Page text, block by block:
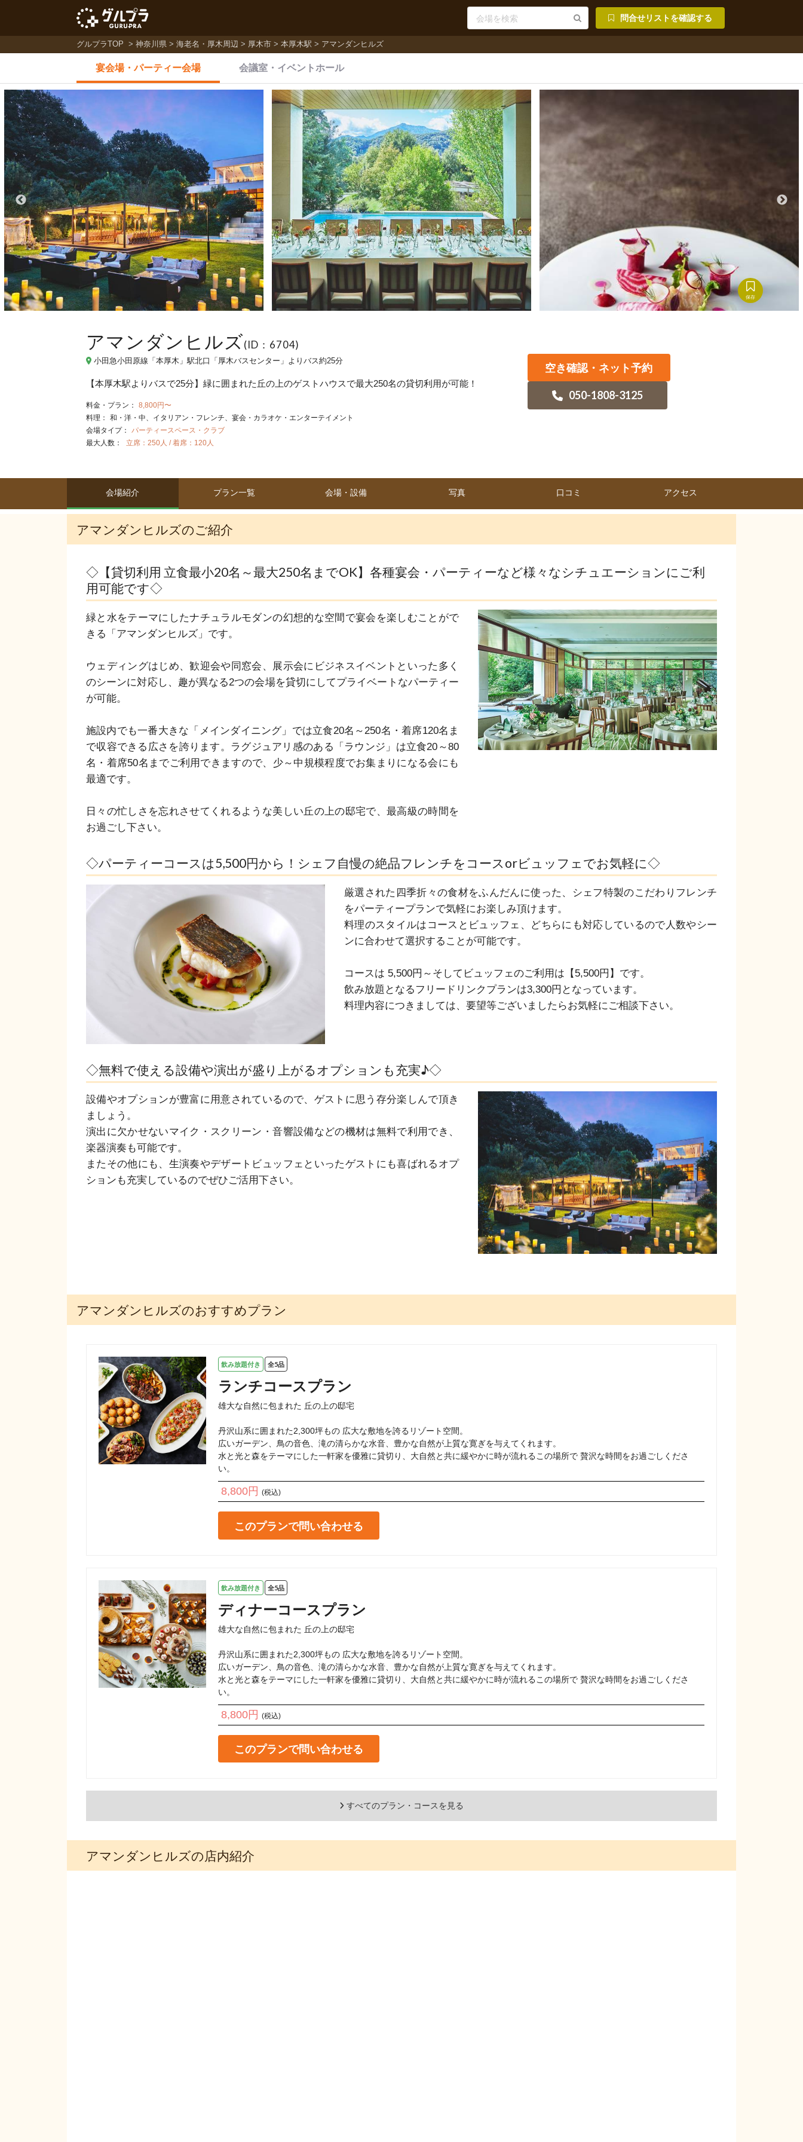
問合せリストを確認する
グルプラTOP 神奈川県 海老名・厚木周辺 厚木市 本厚木駅 アマンダンヒルズ
宴会場・パーティー会場 会議室・ イベントホール
保存
アマンダンヒルズ(ID：6704)
小田急小田原線「本厚木」駅北口「厚木バスセンター」よりバス約25分
【本厚木駅よりバスで25分】緑に囲まれた丘の上のゲストハウスで最大250名の貸切利用が可能！
料金・プラン：
8,800円〜
料理：
和・洋・中 イタリアン・フレンチ
宴会・カラオケ・エンターテイメント
会場タイプ：
パーティースペース・クラブ
最大人数：
立席：250人 / 着席：120人
空き確認・ネット予約
050-1808-3125
会場紹介 プラン一覧 会場・設備 写真 口コミ アクセス
アマンダンヒルズのご紹介
◇【貸切利用 立食最小20名～最大250名までOK】各種宴会・パーティーなど様々なシチュエーションにご利
用可能です◇
緑と水をテーマにしたナチュラルモダンの幻想的な空間で宴会を楽しむことがで
きる「アマンダンヒルズ」です。
ウェディングはじめ、歓迎会や同窓会、展示会にビジネスイベントといった多く
のシーンに対応し、趣が異なる2つの会場を貸切にしてプライベートなパーティー
が可能。
施設内でも一番大きな「メインダイニング」では立食20名～250名・着席120名ま
で収容できる広さを誇ります。ラグジュアリ感のある「ラウンジ」は立食20～80
名・着席50名までご利用できますので、少～中規模程度でお集まりになる会にも
最適です。
日々の忙しさを忘れさせてくれるような美しい丘の上の邸宅で、最高級の時間を
お過ごし下さい。
◇パーティーコースは5,500円から！シェフ自慢の絶品フレンチをコースorビュッフェでお気軽に◇
厳選された四季折々の食材をふんだんに使った、シェフ特製のこだわりフレンチ
をパーティープランで気軽にお楽しみ頂けます。
料理のスタイルはコースとビュッフェ、どちらにも対応しているので人数やシー
ンに合わせて選択することが可能です。
コースは 5,500円～そしてビュッフェのご利用は【5,500円】です。
飲み放題となるフリードリンクプランは3,300円となっています。
料理内容につきましては、要望等ございましたらお気軽にご相談下さい。
◇無料で使える設備や演出が盛り上がるオプションも充実♪◇
設備やオプションが豊富に用意されているので、ゲストに思う存分楽しんで頂き
ましょう。
演出に欠かせないマイク・スクリーン・音響設備などの機材は無料で利用でき、
楽器演奏も可能です。
またその他にも、生演奏やデザートビュッフェといったゲストにも喜ばれるオプ
ションも充実しているのでぜひご活用下さい。
アマンダンヒルズのおすすめプラン
飲み放題付き 全5品
ランチコースプラン
雄大な自然に包まれた 丘の上の邸宅
丹沢山系に囲まれた2,300坪もの 広大な敷地を誇るリゾート空間。
広いガーデン、鳥の音色、滝の清らかな水音、豊かな自然が上質な寛ぎを与えてくれます。
水と光と森をテーマにした一軒家を優雅に貸切り、大自然と共に緩やかに時が流れるこの場所で 贅沢な時間をお過ごしくださ
い。
8,800円 (税込)
このプランで問い合わせる
飲み放題付き 全5品
ディナーコースプラン
雄大な自然に包まれた 丘の上の邸宅
丹沢山系に囲まれた2,300坪もの 広大な敷地を誇るリゾート空間。
広いガーデン、鳥の音色、滝の清らかな水音、豊かな自然が上質な寛ぎを与えてくれます。
水と光と森をテーマにした一軒家を優雅に貸切り、大自然と共に緩やかに時が流れるこの場所で 贅沢な時間をお過ごしくださ
い。
8,800円 (税込)
このプランで問い合わせる
すべてのプラン・コースを見る
アマンダンヒルズの店内紹介